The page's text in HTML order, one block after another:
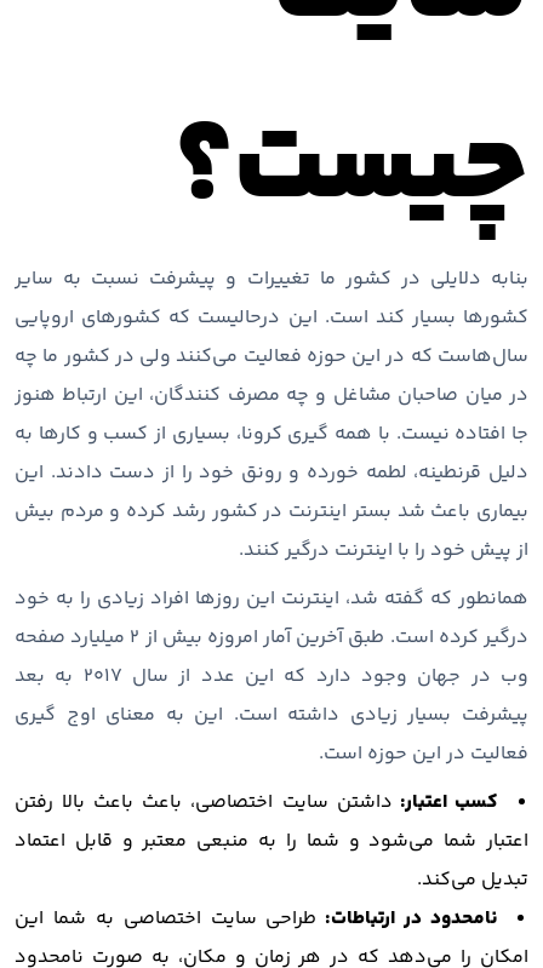
چیست؟
بنابه دلایلی در کشور ما تغییرات و پیشرفت نسبت به سایر
کشورها بسیار کند است. این درحالیست که کشورهای اروپایی
سال‌هاست که در این حوزه فعالیت می‌کنند ولی در کشور ما چه
در میان صاحبان مشاغل و چه مصرف کنندگان، این ارتباط هنوز
جا افتاده نیست. با همه گیری کرونا، بسیاری از کسب و کارها به
دلیل قرنطینه، لطمه خورده و رونق خود را از دست دادند. این
بیماری باعث شد بستر اینترنت در کشور رشد کرده و مردم بیش
از پیش خود را با اینترنت درگیر کنند.
همانطور که گفته شد، اینترنت این روزها افراد زیادی را به خود
درگیر کرده است. طبق آخرین آمار امروزه بیش از 2 میلیارد صفحه
وب در جهان وجود دارد که این عدد از سال 2017 به بعد
پیشرفت بسیار زیادی داشته است. این به معنای اوج گیری
فعالیت در این حوزه است.
کسب اعتبار: داشتن سایت اختصاصی، باعث باعث بالا رفتن
اعتبار شما می‌شود و شما را به منبعی معتبر و قابل اعتماد
تبدیل می‌کند.
نامحدود در ارتباطات: طراحی سایت اختصاصی به شما این
امکان را می‌دهد که در هر زمان و مکان، به صورت نامحدود